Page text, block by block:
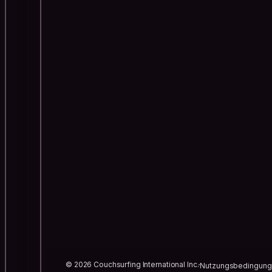
© 2026 Couchsurfing International Inc.